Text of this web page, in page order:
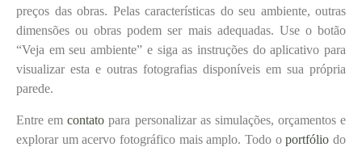
preços das obras. Pelas características do seu ambiente, outras
dimensões ou obras podem ser mais adequadas. Use o botão
“Veja em seu ambiente” e siga as instruções do aplicativo para
visualizar esta e outras fotografias disponíveis em sua própria
parede.
Entre emcontato para personalizar as simulações, orçamentos e
explorar um acervo fotográfico mais amplo. Todo oportfólio do